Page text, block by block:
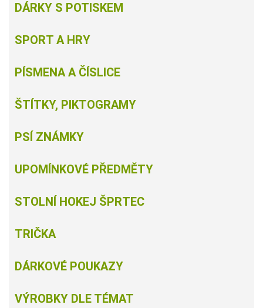
DÁRKY S POTISKEM
SPORT A HRY
PÍSMENA A ČÍSLICE
ŠTÍTKY, PIKTOGRAMY
PSÍ ZNÁMKY
UPOMÍNKOVÉ PŘEDMĚTY
STOLNÍ HOKEJ ŠPRTEC
TRIČKA
DÁRKOVÉ POUKAZY
VÝROBKY DLE TÉMAT